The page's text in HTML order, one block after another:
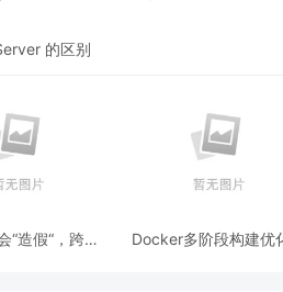
的区别
“造假“，跨模
Docker多阶段构建优